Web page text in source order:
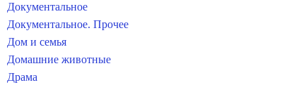
Документальное
Документальное. Прочее
Дом и семья
Домашние животные
Драма